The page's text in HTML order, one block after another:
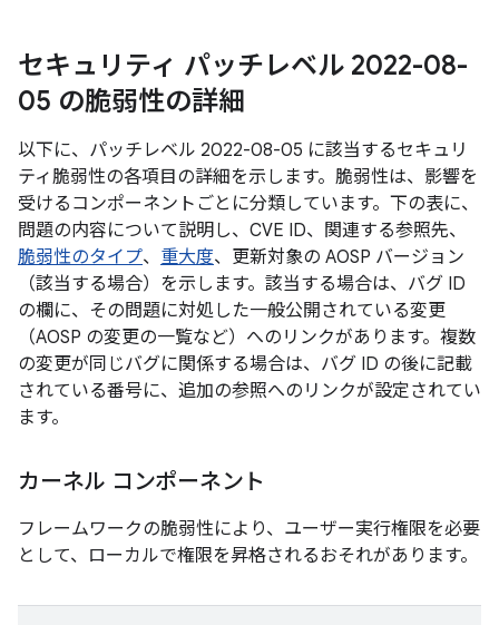
セキュリティ パッチレベル 2022-08-
05 の脆弱性の詳細
以下に、パッチレベル 2022-08-05 に該当するセキュリ
ティ脆弱性の各項目の詳細を示します。脆弱性は、影響を
受けるコンポーネントごとに分類しています。下の表に、
問題の内容について説明し、CVE ID、関連する参照先、
脆弱性のタイプ、 重大度、更新対象の AOSP バージョン
（該当する場合）を示します。該当する場合は、バグ ID
の欄に、その問題に対処した一般公開されている変更
（AOSP の変更の一覧など）へのリンクがあります。複数
の変更が同じバグに関係する場合は、バグ ID の後に記載
されている番号に、追加の参照へのリンクが設定されてい
ます。
カーネル コンポーネント
フレームワークの脆弱性により、ユーザー実行権限を必要
として、ローカルで権限を昇格されるおそれがあります。